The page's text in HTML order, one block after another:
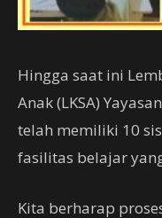
Hingga saat ini
Anak (LKSA)
telah memiliki 10
fasilitas belajar
Kita berharap